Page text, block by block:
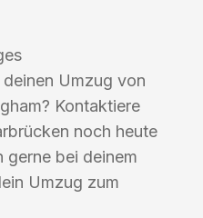
Umzug von
Kontaktiere
noch heute
gerne bei deinem
Umzug zum